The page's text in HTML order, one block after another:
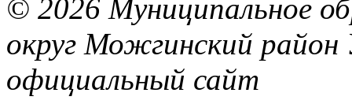
© 2026 Муниципальное
округ Можгинский район
официальный сайт